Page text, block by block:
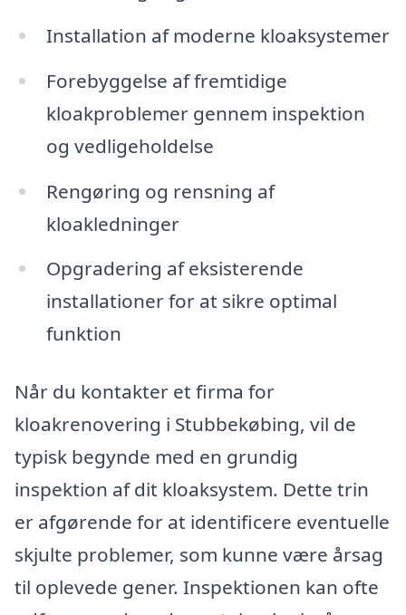
Installation af moderne kloaksystemer
Forebyggelse af fremtidige
kloakproblemer gennem inspektion
og vedligeholdelse
Rengøring og rensning af
kloakledninger
Opgradering af eksisterende
installationer for at sikre optimal
funktion
Når du kontakter et firma for
kloakrenovering i Stubbekøbing, vil de
typisk begynde med en grundig
inspektion af dit kloaksystem. Dette trin
er afgørende for at identificere eventuelle
skjulte problemer, som kunne være årsag
til oplevede gener. Inspektionen kan ofte